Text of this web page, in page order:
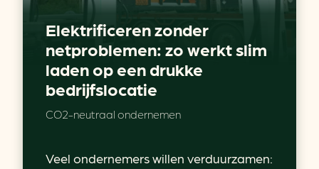
Elektrificeren zonder
netproblemen: zo werkt slim
laden op een drukke
bedrijfslocatie
CO2-neutraal ondernemen
Veel ondernemers willen verduurzamen: